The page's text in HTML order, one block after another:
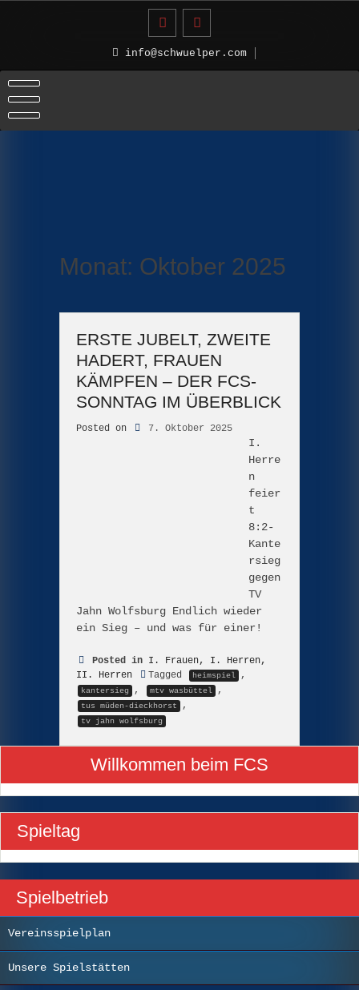
info@schwuelper.com
Monat: Oktober 2025
ERSTE JUBELT, ZWEITE
HADERT, FRAUEN
KÄMPFEN – DER FCS-
SONNTAG IM ÜBERBLICK
Posted on 7. Oktober 2025
I.
Herre
n
feier
t
8:2-
Kante
rsieg
gegen
TV
Jahn Wolfsburg Endlich wieder
ein Sieg – und was für einer!
Posted in I. Frauen, I. Herren,
II. Herren
Tagged heimspiel ,
kantersieg , mtv wasbüttel ,
tus müden-dieckhorst ,
tv jahn wolfsburg
Willkommen beim FCS
Spieltag
Spielbetrieb
Vereinsspielplan
Unsere Spielstätten